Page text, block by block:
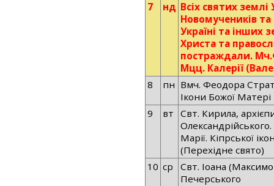
7
нд Всіх святих землі
Новомучеників та
Україні та інших
Христа та
постраждали.
Мцц. Калерії
8
пн Вмч. Феодора
Ікони Божої
9
вт
Свт. Кирила,
Марії. Кіпрської
(Перехідне свято)
10 ср
Свт. Іоана
Печерського